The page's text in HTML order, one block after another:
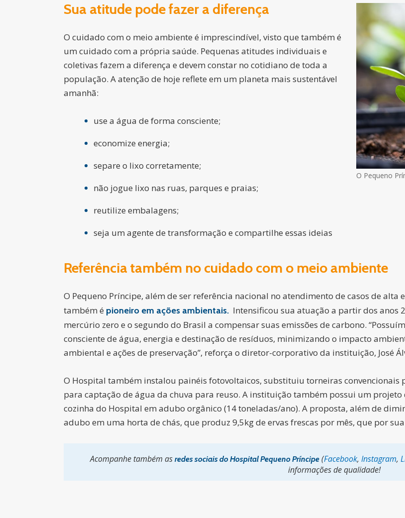
O Pequeno
Sua atitude pode fazer a diferença
O cuidado com o meio ambiente é imprescindível, visto que também é
um cuidado com a própria saúde. Pequenas atitudes individuais e
coletivas fazem a diferença e devem constar no cotidiano de toda a
população. A atenção de hoje reflete em um planeta mais sustentável
amanhã:
use a água de forma consciente;
economize energia;
separe o lixo corretamente;
não jogue lixo nas ruas, parques e praias;
reutilize embalagens;
seja um agente de transformação e compartilhe essas ideias
Referência também no cuidado com o meio ambiente
O Pequeno Príncipe, além de ser referência nacional no atendimento de casos de alta
também é pioneiro em ações ambientais. Intensificou sua atuação a partir dos
mercúrio zero e o segundo do Brasil a compensar suas emissões de carbono.
consciente de água, energia e destinação de resíduos, minimizando o impacto
ambiental e ações de preservação”, reforça o diretor-corporativo da instituição, José
O Hospital também instalou painéis fotovoltaicos, substituiu torneiras convencionais
para captação de água da chuva para reuso. A instituição também possui um
cozinha do Hospital em adubo orgânico (14 toneladas/ano). A proposta, além de
adubo em uma horta de chás, que produz 9,5kg de ervas frescas por mês, que por
Acompanhe também as redes sociais do Hospital Pequeno Príncipe(Facebook, Instagram,
informações de qualidade!